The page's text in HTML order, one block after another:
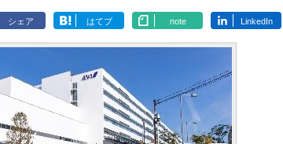
シェア はてブ note LinkedIn